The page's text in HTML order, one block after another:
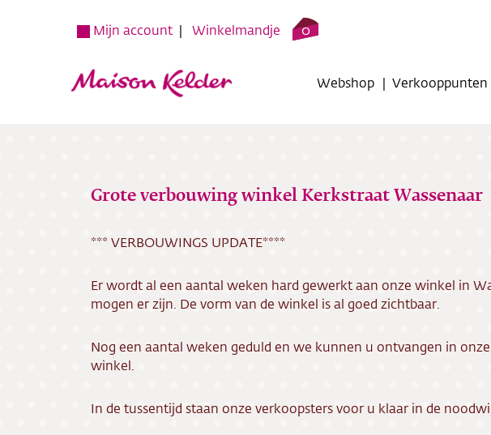
Mijn account Winkelmandje 0
Webshop Verkooppunten
Verkooppunten
Contact
Grote verbouwing winkel Kerkstraat Wassenaar
*** VERBOUWINGS UPDATE****
Er wordt al een aantal weken hard gewerkt aan onze winkel in
mogen er zijn. De vorm van de winkel is al goed zichtbaar.
Nog een aantal weken geduld en we kunnen u ontvangen in
winkel.
In de tussentijd staan onze verkoopsters voor u klaar in de